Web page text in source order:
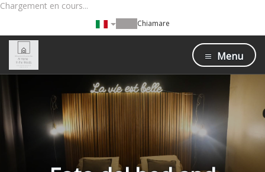
Chargement en cours...
Chiamare
Menu